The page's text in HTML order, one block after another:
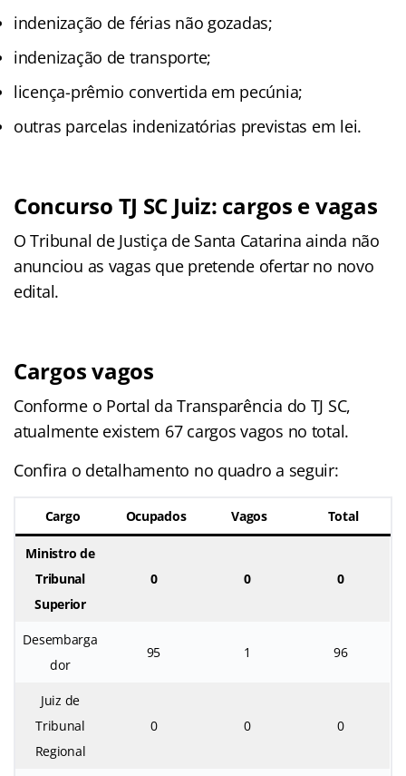
indenização de férias não gozadas;
indenização de transporte;
licença-prêmio convertida em pecúnia;
outras parcelas indenizatórias previstas em lei.
Concurso TJ SC Juiz: cargos e vagas
O Tribunal de Justiça de Santa Catarina ainda não
anunciou as vagas que pretende ofertar no novo
edital.
Cargos vagos
Conforme o Portal da Transparência do TJ SC,
atualmente existem 67 cargos vagos no total.
Confira o detalhamento no quadro a seguir:
Cargo Ocupados Vagos Total
Ministro de
Tribunal
Superior
0 0 0
Desembarga
dor
95 1 96
Juiz de
Tribunal
Regional
0 0 0